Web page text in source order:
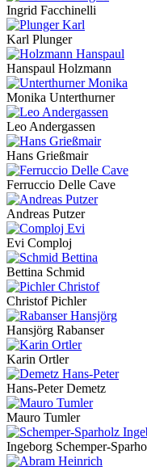
Ingrid Facchinelli
Karl Plunger
Hanspaul Holzmann
Monika Unterthurner
Leo Andergassen
Hans Grießmair
Ferruccio Delle Cave
Andreas Putzer
Evi Comploj
Bettina Schmid
Christof Pichler
Hansjörg Rabanser
Karin Ortler
Hans-Peter Demetz
Mauro Tumler
Ingeborg Schemper-